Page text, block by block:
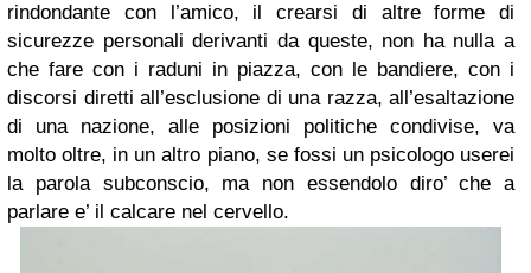
rindondante con l’amico, il crearsi di altre forme di
sicurezze personali derivanti da queste, non ha nulla a
che fare con i raduni in piazza, con le bandiere, con i
discorsi diretti all’esclusione di una razza, all’esaltazione
di una nazione, alle posizioni politiche condivise, va
molto oltre, in un altro piano, se fossi un psicologo userei
la parola subconscio, ma non essendolo diro’ che a
parlare e’ il calcare nel cervello.